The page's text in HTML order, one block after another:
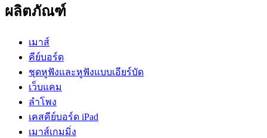
ผลิตภัณฑ์
เมาส์
คีย์บอร์ด
ชุดหูฟังและหูฟังแบบเอียร์บัด
เว็บแคม
ลำโพง
เคสคีย์บอร์ด iPad
เมาส์เกมมิ่ง